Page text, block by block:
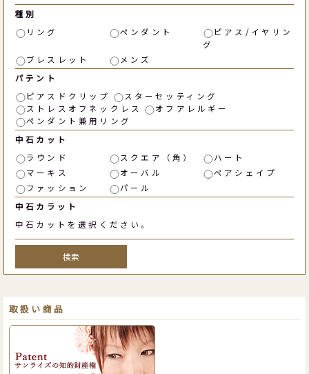
種別
リング
ペンダント
ピアス/イヤリン
グ
ブレスレット
メンズ
パテント
ピアスドクリップ
スターセッティング
ストレスオフネックレス
オフアレルギー
ペンダント兼用リング
中石カット
ラウンド
スクエア（角）
ハート
マーキス
オーバル
ペアシェイプ
ファッション
パール
中石カラット
中石カットを選択ください。
検索
取扱い商品